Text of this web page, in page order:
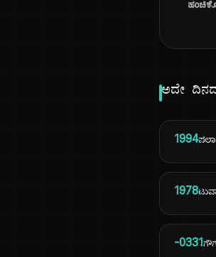
ಅದೇ
1994
1978
-0331